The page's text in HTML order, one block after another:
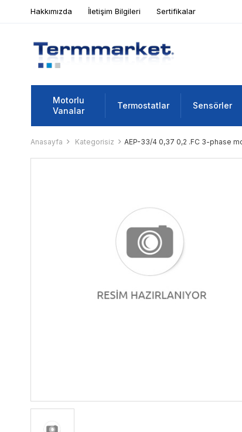
Hakkımızda İletişim Bilgileri Sertifikalar
Motorlu
Vanalar
Termostatlar Sensörler
Anasayfa Kategorisiz AEP-33/4 0,37 0,2 .FC 3-phase